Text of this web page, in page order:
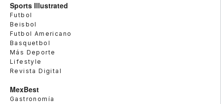
Sports Illustrated
Futbol
Beisbol
Futbol Americano
Basquetbol
Más Deporte
Lifestyle
Revista Digital
MexBest
Gastronomía